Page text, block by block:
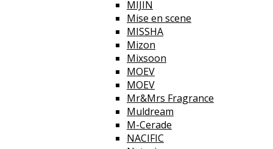
MIJIN
Mise en scene
MISSHA
Mizon
Mixsoon
MOEV
MOEV
Mr&Mrs Fragrance
Muldream
M-Cerade
NACIFIC